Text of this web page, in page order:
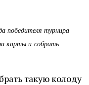
победителя турнира
карты и собрать
такую колоду